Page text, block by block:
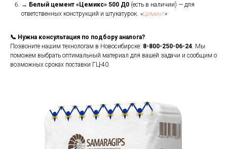
→ Белый цемент «Цемикс» 500 Д0 (есть в наличии) — для
ответственных конструкций и штукатурок. «Цемент»
📞 Нужна консультация по подбору аналога?
Позвоните нашим технологам в Новосибирске: 8-800-250-06-24. Мы
поможем выбрать оптимальный материал для вашей задачи и сообщим о
возможных сроках поставки ГЦ-40.